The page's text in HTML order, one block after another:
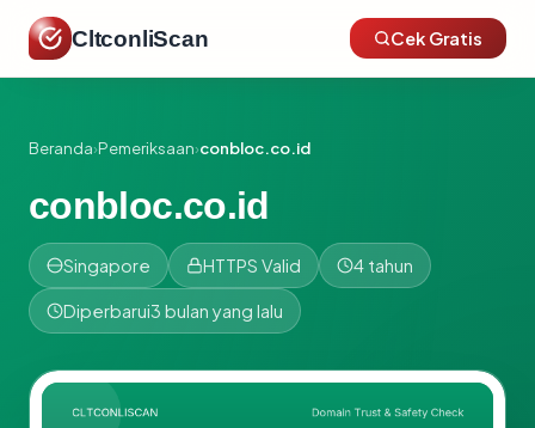
CltconliScan Cek Gratis
Beranda›Pemeriksaan›conbloc.co.id
conbloc.co.id
Singapore HTTPS Valid 4 tahun
Diperbarui3 bulan yang lalu